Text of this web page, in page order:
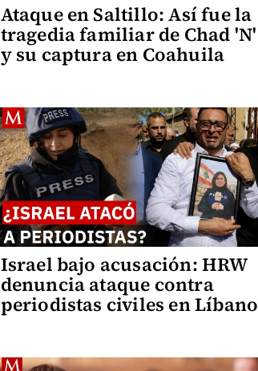
Ataque en Saltillo: Así fue la
tragedia familiar de Chad 'N'
y su captura en Coahuila
Israel bajo acusación: HRW
denuncia ataque contra
periodistas civiles en Líbano